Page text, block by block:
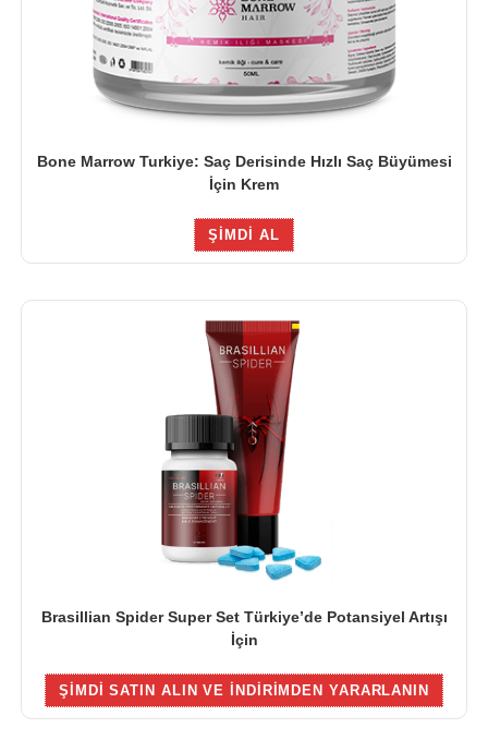
Bone Marrow Turkiye: Saç Derisinde Hızlı Saç Büyümesi
İçin Krem
ŞIMDI AL
Brasillian Spider Super Set Türkiye’de Potansiyel Artışı
İçin
ŞIMDI SATIN ALIN VE INDIRIMDEN YARARLANIN